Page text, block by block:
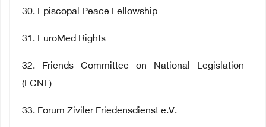
30. Episcopal Peace Fellowship
31 . EuroMed Rights
32. Friends Committee on National Legislation
(FCNL)
33. Forum Ziviler Friedensdienst e.V.